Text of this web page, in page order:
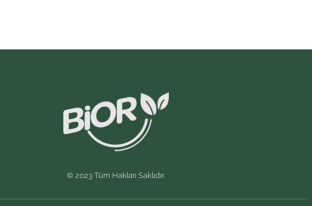
© 2023 Tüm Hakları Saklıdır.